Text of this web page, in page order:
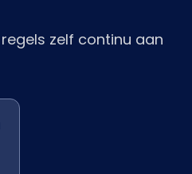
zelf continu aan